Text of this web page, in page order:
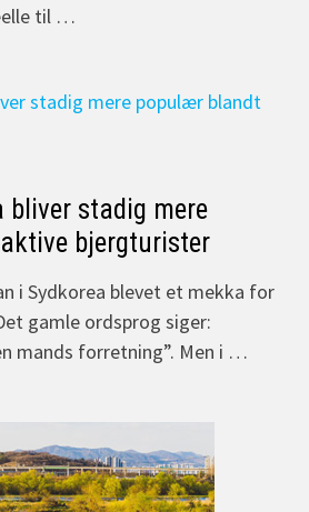
til …
bliver stadig mere
bjergturister
i Sydkorea blevet et mekka for
gamle ordsprog siger:
mands forretning”. Men i …